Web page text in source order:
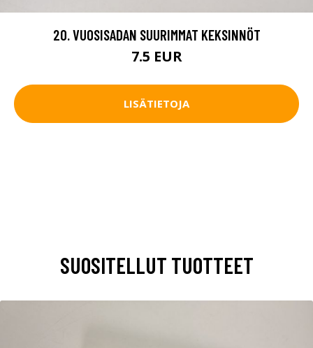
20. VUOSISADAN SUURIMMAT KEKSINNÖT
7.5 EUR
LISÄTIETOJA
SUOSITELLUT TUOTTEET